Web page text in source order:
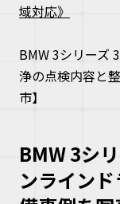
域対応》
BMW 3シリーズ
浄の点検内容と
市】
BMW 3シ
ンライン